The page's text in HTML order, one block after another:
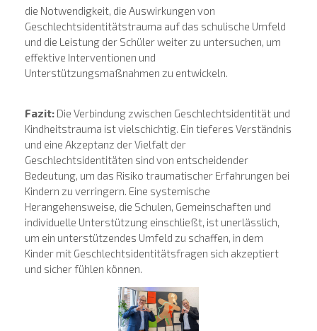
die Notwendigkeit, die Auswirkungen von
Geschlechtsidentitätstrauma auf das schulische Umfeld
und die Leistung der Schüler weiter zu untersuchen, um
effektive Interventionen und
Unterstützungsmaßnahmen zu entwickeln.
Fazit: Die Verbindung zwischen Geschlechtsidentität und
Kindheitstrauma ist vielschichtig. Ein tieferes Verständnis
und eine Akzeptanz der Vielfalt der
Geschlechtsidentitäten sind von entscheidender
Bedeutung, um das Risiko traumatischer Erfahrungen bei
Kindern zu verringern. Eine systemische
Herangehensweise, die Schulen, Gemeinschaften und
individuelle Unterstützung einschließt, ist unerlässlich,
um ein unterstützendes Umfeld zu schaffen, in dem
Kinder mit Geschlechtsidentitätsfragen sich akzeptiert
und sicher fühlen können.